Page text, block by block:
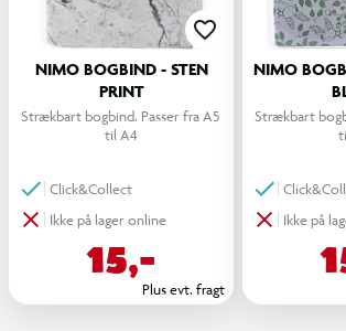
NIMO BOGBIND - STEN
PRINT
Strækbart bogbind. Passer fra A5
til A4
Click&Collect
Ikke på lager online
15,-
Plus evt. fragt
NIMO
Strækbart
Ikke på